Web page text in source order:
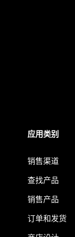
应用类别
销售渠道
查找产品
销售产品
订单和发货